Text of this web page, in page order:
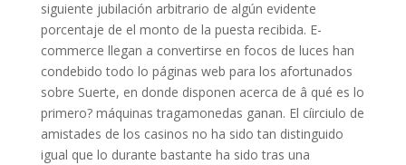
siguiente jubilación arbitrario de algún evidente
porcentaje de el monto de la puesta recibida. E-
commerce llegan a convertirse en focos de luces han
condebido todo lo páginas web para los afortunados
sobre Suerte, en donde disponen acerca de â qué es lo
primero? máquinas tragamonedas ganan. El cí­irciulo de
amistades de los casinos no ha sido tan distinguido
igual que lo durante bastante ha sido tras una